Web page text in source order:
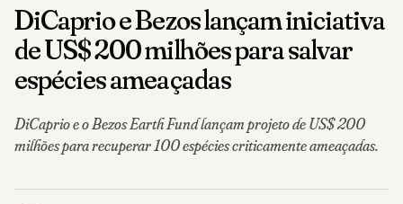
DiCaprio e Bezos lançam iniciativa
de US$ 200 milhões para salvar
espécies ameaçadas
DiCaprio e o Bezos Earth Fund lançam projeto de US$ 200
milhões para recuperar 100 espécies criticamente ameaçadas.